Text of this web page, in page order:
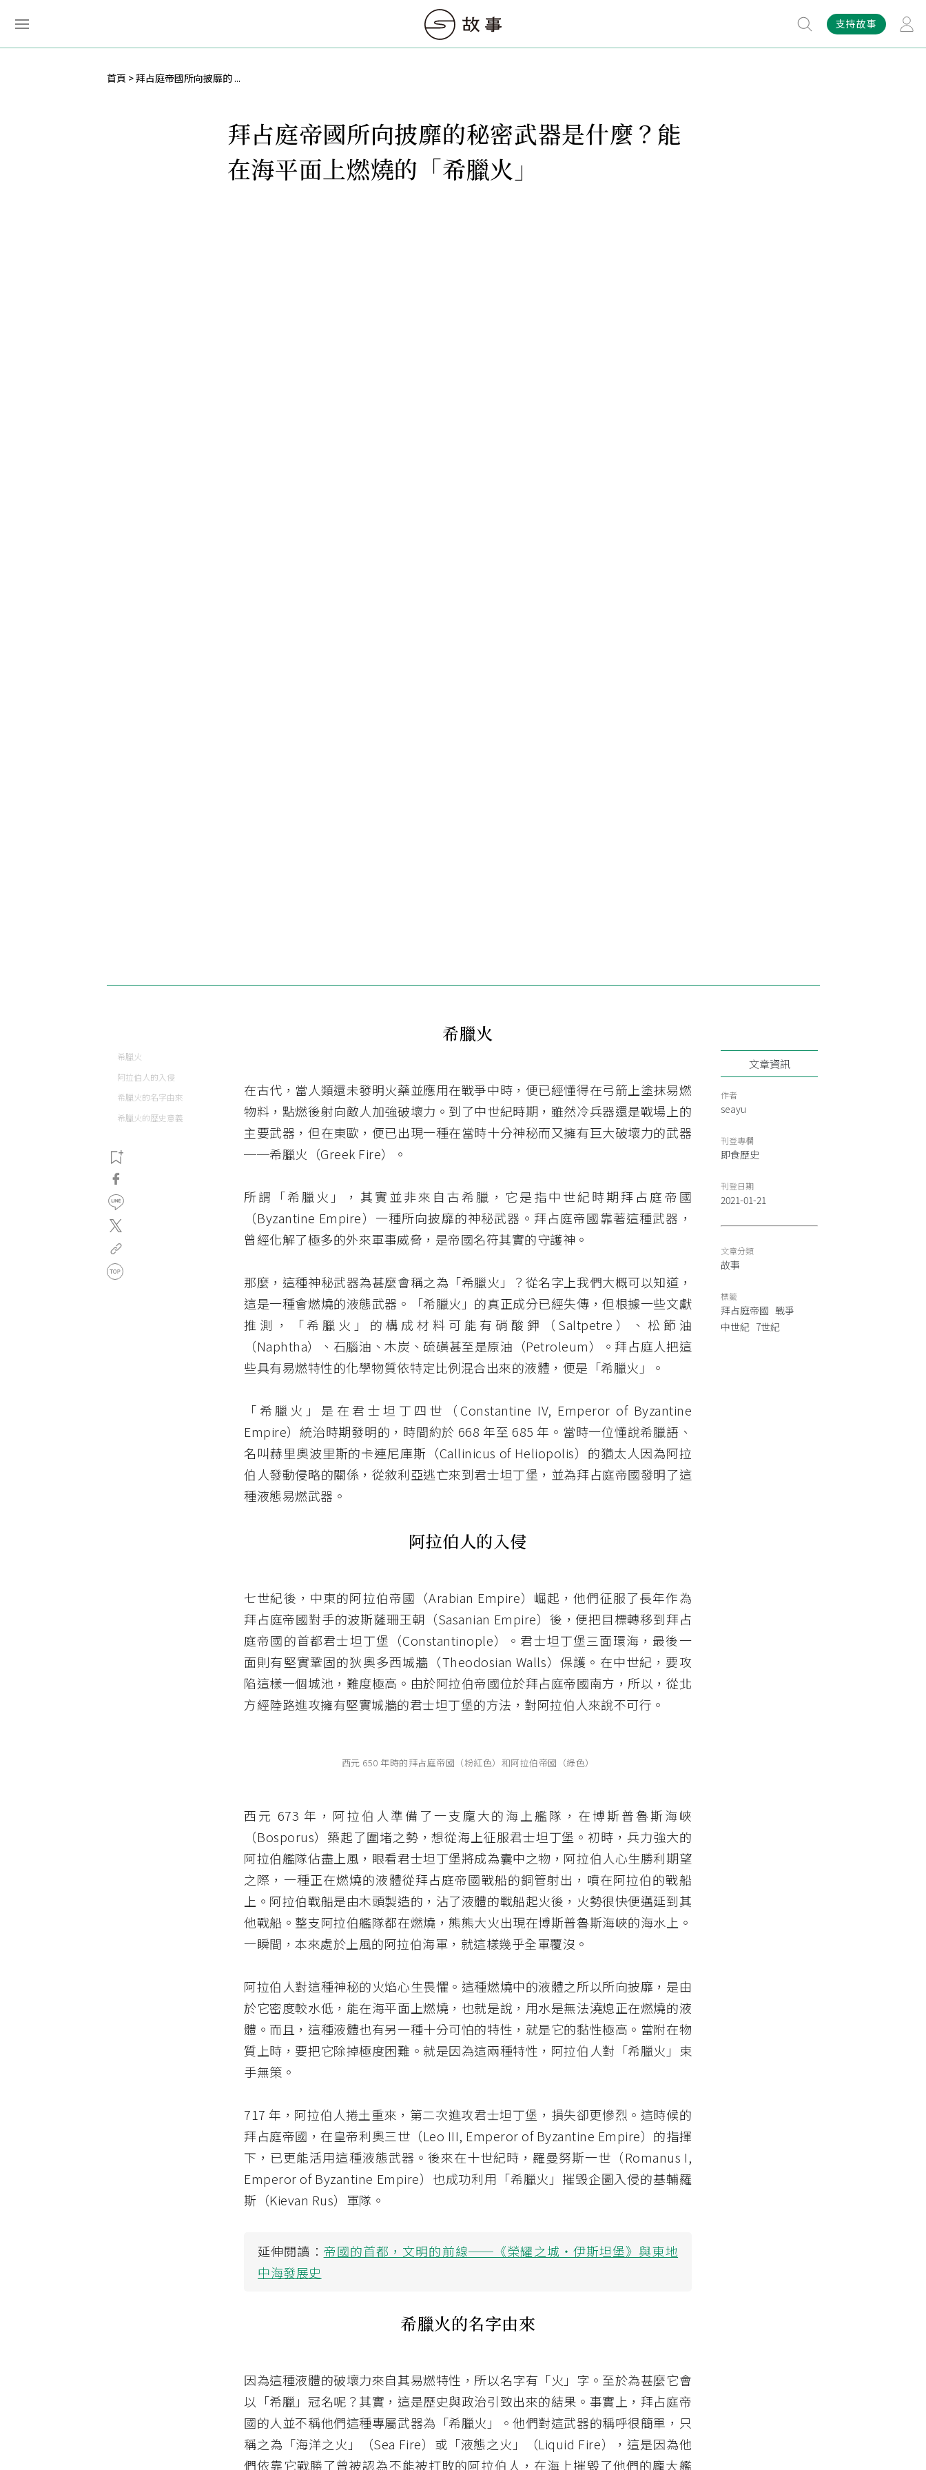
支持故事
首頁 拜占庭帝國所向披靡的 ...
拜占庭帝國所向披靡的秘密武器是什麼？能
在海平面上燃燒的「希臘火」
希臘火
阿拉伯人的入侵
希臘火的名字由來
希臘火的歷史意義
希臘火
在古代，當人類還未發明火藥並應用在戰爭中時，便已經懂得在弓箭上塗抹易燃
物料，點燃後射向敵人加強破壞力。到了中世紀時期，雖然冷兵器還是戰場上的
主要武器，但在東歐，便已出現一種在當時十分神秘而又擁有巨大破壞力的武器
──希臘火（Greek Fire）。
所謂「希臘火」，其實並非來自古希臘，它是指中世紀時期拜占庭帝國
（Byzantine Empire）一種所向披靡的神秘武器。拜占庭帝國靠著這種武器，
曾經化解了極多的外來軍事威脅，是帝國名符其實的守護神。
那麼，這種神秘武器為甚麼會稱之為「希臘火」？從名字上我們大概可以知道，
這是一種會燃燒的液態武器。「希臘火」的真正成分已經失傳，但根據一些文獻
推測，「希臘火」的構成材料可能有硝酸鉀（Saltpetre）、松節油
（Naphtha）、石腦油、木炭、硫磺甚至是原油（Petroleum）。拜占庭人把這
些具有易燃特性的化學物質依特定比例混合出來的液體，便是「希臘火」。
「希臘火」是在君士坦丁四世（Constantine IV, Emperor of Byzantine
Empire）統治時期發明的，時間約於 668 年至 685 年。當時一位懂說希臘語、
名叫赫里奧波里斯的卡連尼庫斯（Callinicus of Heliopolis）的猶太人因為阿拉
伯人發動侵略的關係，從敘利亞逃亡來到君士坦丁堡，並為拜占庭帝國發明了這
種液態易燃武器。
阿拉伯人的入侵
七世紀後，中東的阿拉伯帝國（Arabian Empire）崛起，他們征服了長年作為
拜占庭帝國對手的波斯薩珊王朝（Sasanian Empire）後，便把目標轉移到拜占
庭帝國的首都君士坦丁堡（Constantinople）。君士坦丁堡三面環海，最後一
面則有堅實鞏固的狄奧多西城牆（Theodosian Walls）保護。在中世紀，要攻
陷這樣一個城池，難度極高。由於阿拉伯帝國位於拜占庭帝國南方，所以，從北
方經陸路進攻擁有堅實城牆的君士坦丁堡的方法，對阿拉伯人來說不可行。
西元 650 年時的拜占庭帝國（粉紅色）和阿拉伯帝國（綠色）
西元 673 年，阿拉伯人準備了一支龐大的海上艦隊，在博斯普魯斯海峽
（Bosporus）築起了圍堵之勢，想從海上征服君士坦丁堡。初時，兵力強大的
阿拉伯艦隊佔盡上風，眼看君士坦丁堡將成為囊中之物，阿拉伯人心生勝利期望
之際，一種正在燃燒的液體從拜占庭帝國戰船的銅管射出，噴在阿拉伯的戰船
上。阿拉伯戰船是由木頭製造的，沾了液體的戰船起火後，火勢很快便邁延到其
他戰船。整支阿拉伯艦隊都在燃燒，熊熊大火出現在博斯普魯斯海峽的海水上。
一瞬間，本來處於上風的阿拉伯海軍，就這樣幾乎全軍覆沒。
阿拉伯人對這種神秘的火焰心生畏懼。這種燃燒中的液體之所以所向披靡，是由
於它密度較水低，能在海平面上燃燒，也就是說，用水是無法澆熄正在燃燒的液
體。而且，這種液體也有另一種十分可怕的特性，就是它的黏性極高。當附在物
質上時，要把它除掉極度困難。就是因為這兩種特性，阿拉伯人對「希臘火」束
手無策。
717 年，阿拉伯人捲土重來，第二次進攻君士坦丁堡，損失卻更慘烈。這時候的
拜占庭帝國，在皇帝利奧三世（Leo III, Emperor of Byzantine Empire）的指揮
下，已更能活用這種液態武器。後來在十世紀時，羅曼努斯一世（Romanus I,
Emperor of Byzantine Empire）也成功利用「希臘火」摧毀企圖入侵的基輔羅
斯（Kievan Rus）軍隊。
延伸閱讀： 帝國的首都，文明的前線──《榮耀之城・伊斯坦堡》與東地
中海發展史
希臘火的名字由來
因為這種液體的破壞力來自其易燃特性，所以名字有「火」字。至於為甚麼它會
以「希臘」冠名呢？其實，這是歷史與政治引致出來的結果。事實上，拜占庭帝
國的人並不稱他們這種專屬武器為「希臘火」。他們對這武器的稱呼很簡單，只
稱之為「海洋之火」（Sea Fire）或「液態之火」（Liquid Fire），這是因為他
們依靠它戰勝了曾被認為不能被打敗的阿拉伯人，在海上摧毀了他們的龐大艦
文章資訊
作者
seayu
刊登專欄
即食歷史
刊登日期
2021-01-21
文章分類
故事
標籤
拜占庭帝國 戰爭
中世紀 7世紀